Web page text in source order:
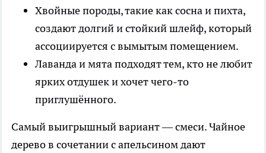
Хвойные породы, такие как сосна и пихта,
создают долгий и стойкий шлейф, который
ассоциируется с вымытым помещением.
Лаванда и мята подходят тем, кто не любит
ярких отдушек и хочет чего-то
приглушённого.
Самый выигрышный вариант — смеси. Чайное
дерево в сочетании с апельсином дают